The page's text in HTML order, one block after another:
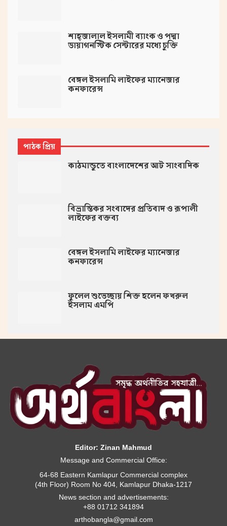
শাহ্জালাল ইসলামী ব্যাংক ও পদ্মা
ডায়াগনস্টিক সেন্টারের মধ্যে চুক্তি
বেঙ্গল ইসলামি লাইফের ম্যানেজার
কনফারেন্স
পাঠক প্রিয়
কাঠমান্ডুতে বাংলাদেশের আট সাংবাদিক
বিভ্রান্তিকর সংবাদের প্রতিবাদ ও রূপালী
লাইফের বক্তব্য
বেঙ্গল ইসলামি লাইফের ম্যানেজার
কনফারেন্স
ফুলেল শুভেচ্ছায় শিক্ত হলেন ফখরুল
ইসলাম এমপি
Editor: Zinan Mahmud
Message and Commercial Office:
64-68 Eastern Kamlapur Commercial complex
(4th Floor) Room No 404, Kamlapur Dhaka-1217
News section and advertisements:
+88 01712 341894
arthobangla@gmail.com